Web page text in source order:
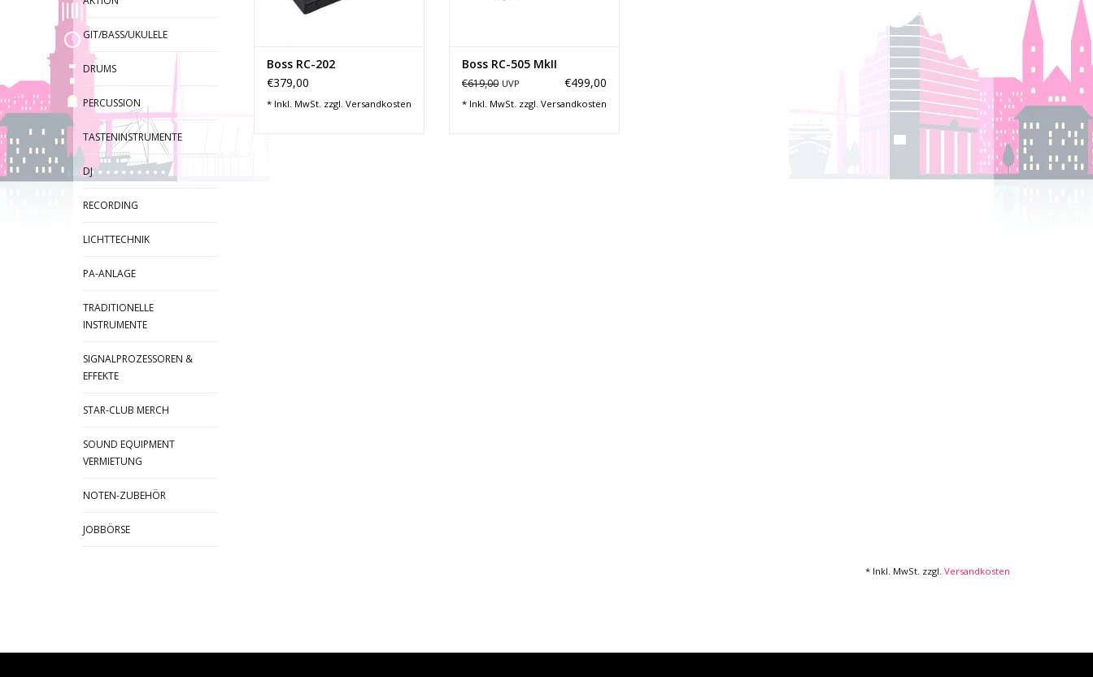
GIT/BASS/UKULELE
DRUMS
PERCUSSION
TASTENINSTRUMENTE
DJ
RECORDING
LICHTTECHNIK
PA-ANLAGE
TRADITIONELLE
INSTRUMENTE
SIGNALPROZESSOREN &
EFFEKTE
STAR-CLUB MERCH
SOUND EQUIPMENT
VERMIETUNG
NOTEN-ZUBEHÖR
JOBBÖRSE
Boss RC-202
€379,00
* Inkl. MwSt. zzgl. Versandkosten
Boss RC-505 MkII
€619,00 UVP €499,00
* Inkl. MwSt. zzgl. Versandkosten
* Inkl. MwSt. zzgl. Versandkosten